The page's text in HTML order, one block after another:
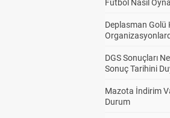
Futbol Nasıl
Deplasman Golü
DGS Sonuçları
Sonuç Tarihini
Mazota İndirim
Durum